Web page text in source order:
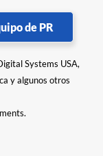
de PR
Systems USA,
y algunos otros